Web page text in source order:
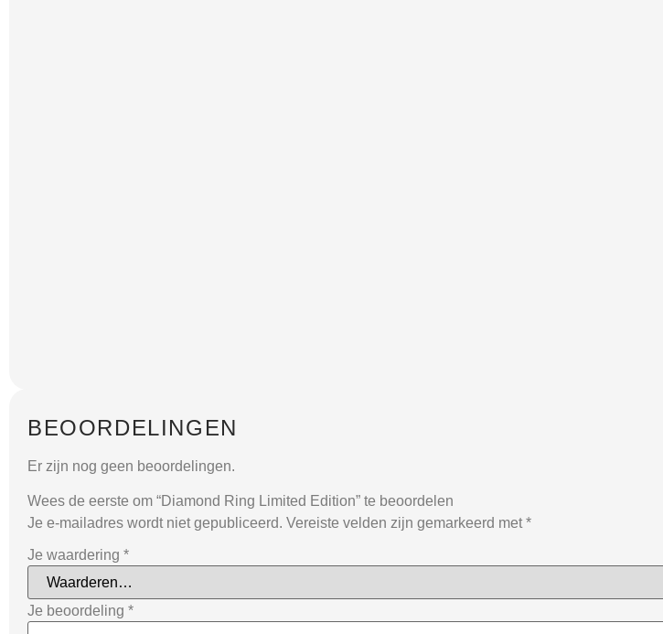
BEOORDELINGEN
Er zijn nog geen beoordelingen.
Wees de eerste om “Diamond Ring Limited Edition” te beoordelen
Je e-mailadres wordt niet gepubliceerd. Vereiste velden zijn gemarkeerd met*
Je waardering *
Je beoordeling *